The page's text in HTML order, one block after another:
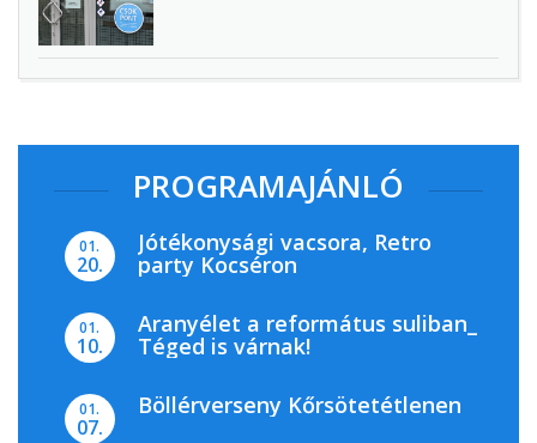
PROGRAMAJÁNLÓ
01.
20.
Jótékonysági vacsora, Retro
party Kocséron
01.
10.
Aranyélet a református suliban_
Téged is várnak!
01.
07.
Böllérverseny Kőrsötetétlenen